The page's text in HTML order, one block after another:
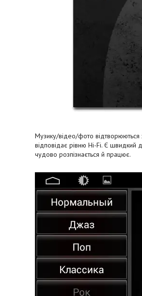
Музику/відео/фото відтворюються
відповідає рівню Hi-Fi. Є швидкий
чудово розпізнається й працює.